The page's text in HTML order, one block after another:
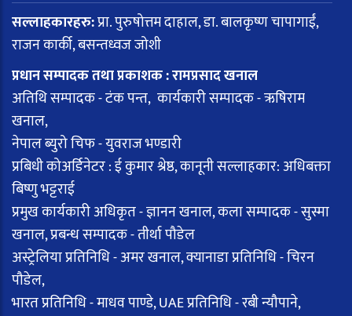
सल्लाहकारहरु:प्रा. पुरुषोत्तम दाहाल, डा. बालकृष्ण चापागाईं,
राजन कार्की, बसन्तध्वज जोशी
प्रधान सम्पादक तथा प्रकाशक : रामप्रसाद खनाल
अतिथि सम्पादक - टंक पन्त, कार्यकारी सम्पादक - ऋषिराम
खनाल,
नेपाल ब्युरो चिफ - युवराज भण्डारी
प्रबिधी कोअर्डिनेटर : ई कुमार श्रेष्ठ, कानूनी सल्लाहकार: अधिबक्ता
बिष्णु भट्टराई
प्रमुख कार्यकारी अधिकृत - ज्ञानन खनाल, कला सम्पादक - सुस्मा
खनाल, प्रबन्ध सम्पादक - तीर्था पौडेल
अस्ट्रेलिया प्रतिनिधि - अमर खनाल, क्यानाडा प्रतिनिधि - चिरन
पौडेल,
भारत प्रतिनिधि - माधव पाण्डे, UAE प्रतिनिधि - रबी न्यौपाने,